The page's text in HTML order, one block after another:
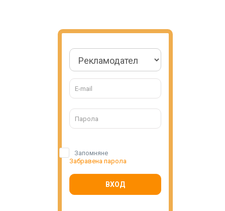
Запомняне
Забравена парола
ВХОД